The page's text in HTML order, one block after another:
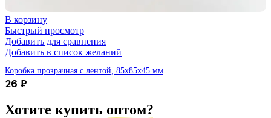
В корзину
Быстрый просмотр
Добавить для сравнения
Добавить в список желаний
Коробка прозрачная с лентой, 85х85х45 мм
26 ₽
Хотите купить оптом?